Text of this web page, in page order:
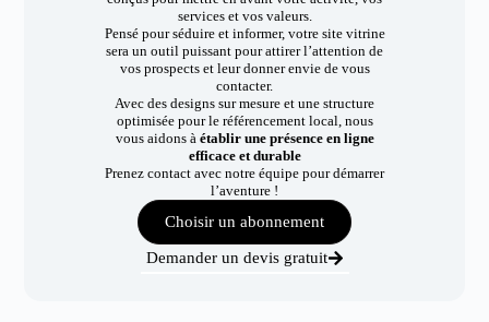
services et vos valeurs.
Pensé pour séduire et informer, votre site vitrine
sera un outil puissant pour attirer l’attention de
vos prospects et leur donner envie de vous
contacter.
Avec des designs sur mesure et une structure
optimisée pour le référencement local, nous
vous aidons à établir une présence en ligne
efficace et durable
Prenez contact avec notre équipe pour démarrer
l’aventure !
Choisir un abonnement
Demander un devis gratuit